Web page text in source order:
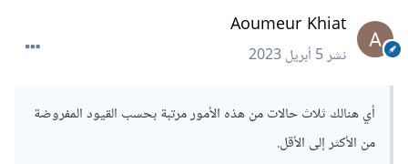
Aoumeur Khiat
نشر5 أبريل 2023
أي هنالك ثلاث حالات من هذه الأمور مرتبة بحسب القيود المفروضة
من الأكثر إلى الأقل.